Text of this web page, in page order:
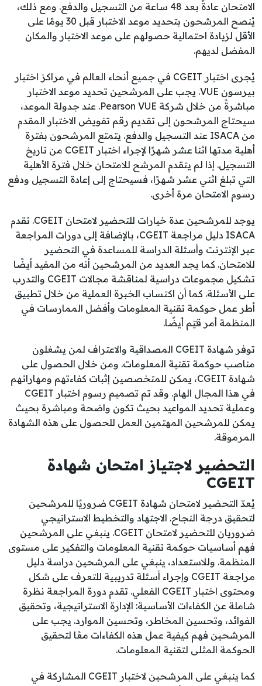
الامتحان عادةً بعد 48 ساعة من التسجيل والدفع. ومع ذلك،
يُنصح المرشحون بتحديد موعد الاختبار قبل 30 يومًا على
الأقل لزيادة احتمالية حصولهم على موعد الاختبار والمكان
المفضل لديهم.
يُجرى اختبار CGEIT في جميع أنحاء العالم في مراكز اختبار
بيرسون VUE. يجب على المرشحين تحديد موعد الاختبار
مباشرةً من خلال شركة Pearson VUE. عند جدولة الموعد،
سيحتاج المرشحون إلى تقديم رقم تفويض الاختبار المقدم
من ISACA عند التسجيل والدفع. يتمتع المرشحون بفترة
أهلية مدتها اثنا عشر شهرًا لإجراء اختبار CGEIT من تاريخ
التسجيل. إذا لم يتقدم المرشح للامتحان خلال فترة الأهلية
التي تبلغ اثني عشر شهرًا، فسيحتاج إلى إعادة التسجيل ودفع
رسوم الامتحان مرة أخرى.
يوجد للمرشحين عدة خيارات للتحضير لامتحان CGEIT. تقدم
ISACA دليل مراجعة CGEIT، بالإضافة إلى دورات المراجعة
عبر الإنترنت وأسئلة الدراسة للمساعدة في التحضير
للامتحان. كما يجد العديد من المرشحين أنه من المفيد أيضًا
تشكيل مجموعات دراسية لمناقشة مجالات CGEIT والتدرب
على الأسئلة. كما أن اكتساب الخبرة العملية من خلال تطبيق
أطر عمل حوكمة تقنية المعلومات وأفضل الممارسات في
المنظمة أمر قيّم أيضًا.
توفر شهادة CGEIT المصداقية والاعتراف لمن يشغلون
مناصب حوكمة تقنية المعلومات. ومن خلال الحصول على
شهادة CGEIT، يمكن للمتخصصين إثبات كفاءتهم ومهاراتهم
في هذا المجال الهام. وقد تم تصميم رسوم اختبار CGEIT
وعملية تحديد المواعيد بحيث تكون واضحة ومباشرة بحيث
يمكن للمرشحين المهتمين العمل للحصول على هذه الشهادة
المرموقة.
التحضير لاجتياز امتحان شهادة
CGEIT
يُعدّ التحضير لامتحان شهادة CGEIT ضروريًا للمرشحين
لتحقيق درجة النجاح. الاجتهاد والتخطيط الاستراتيجي
ضروريان للتحضير لامتحان CGEIT. ينبغي على المرشحين
فهم أساسيات حوكمة تقنية المعلومات والتفكير على مستوى
المنظمة. وللاستعداد، ينبغي على المرشحين دراسة دليل
مراجعة CGEIT وإجراء أسئلة تدريبية للتعرف على شكل
ومحتوى اختبار CGEIT الفعلي. تقدم دورة المراجعة نظرة
شاملة عن الكفاءات الأساسية: الإدارة الاستراتيجية، وتحقيق
الفوائد، وتحسين المخاطر، وتحسين الموارد. يجب على
المرشحين فهم كيفية عمل هذه الكفاءات معًا لتحقيق
الحوكمة المثلى لتقنية المعلومات.
كما ينبغي على المرشحين لاختبار CGEIT المشاركة في